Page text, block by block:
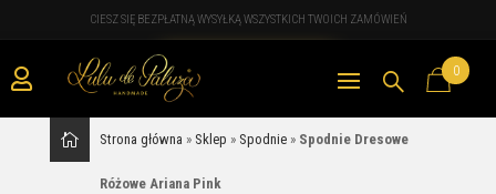
CIESZ SIĘ BEZPŁATNĄ WYSYŁKĄ WSZYSTKICH TWOICH ZAMÓWIEŃ
 0
Strona główna » Sklep » Spodnie» Spodnie Dresowe
Różowe Ariana Pink